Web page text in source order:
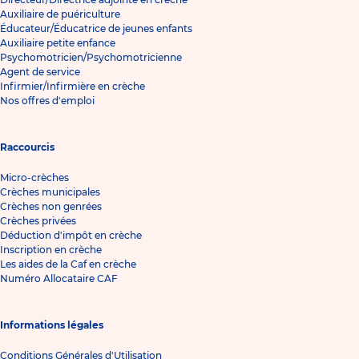
Auxiliaire de puériculture
Éducateur/Éducatrice de jeunes enfants
Auxiliaire petite enfance
Psychomotricien/Psychomotricienne
Agent de service
Infirmier/Infirmière en crèche
Nos offres d'emploi
Raccourcis
Micro-crèches
Crèches municipales
Crèches non genrées
Crèches privées
Déduction d'impôt en crèche
Inscription en crèche
Les aides de la Caf en crèche
Numéro Allocataire CAF
Informations légales
Conditions Générales d'Utilisation